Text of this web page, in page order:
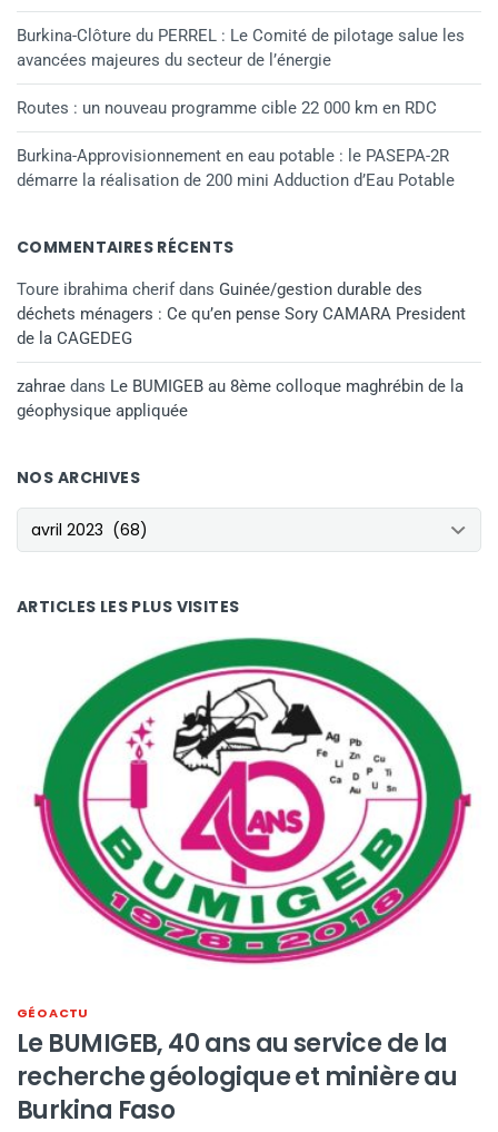
Burkina-Clôture du PERREL : Le Comité de pilotage salue les
avancées majeures du secteur de l’énergie
Routes : un nouveau programme cible 22 000 km en RDC
Burkina-Approvisionnement en eau potable : le PASEPA-2R
démarre la réalisation de 200 mini Adduction d’Eau Potable
COMMENTAIRES RÉCENTS
Toure ibrahima cherifdans Guinée/gestion durable des
déchets ménagers : Ce qu’en pense Sory CAMARA President
de la CAGEDEG
zahrae dans Le BUMIGEB au 8ème colloque maghrébin de la
géophysique appliquée
NOS ARCHIVES
NOS ARCHIVES
ARTICLES LES PLUS VISITES
GÉO ACTU
Le BUMIGEB, 40 ans au service de la
recherche géologique et minière au
Burkina Faso